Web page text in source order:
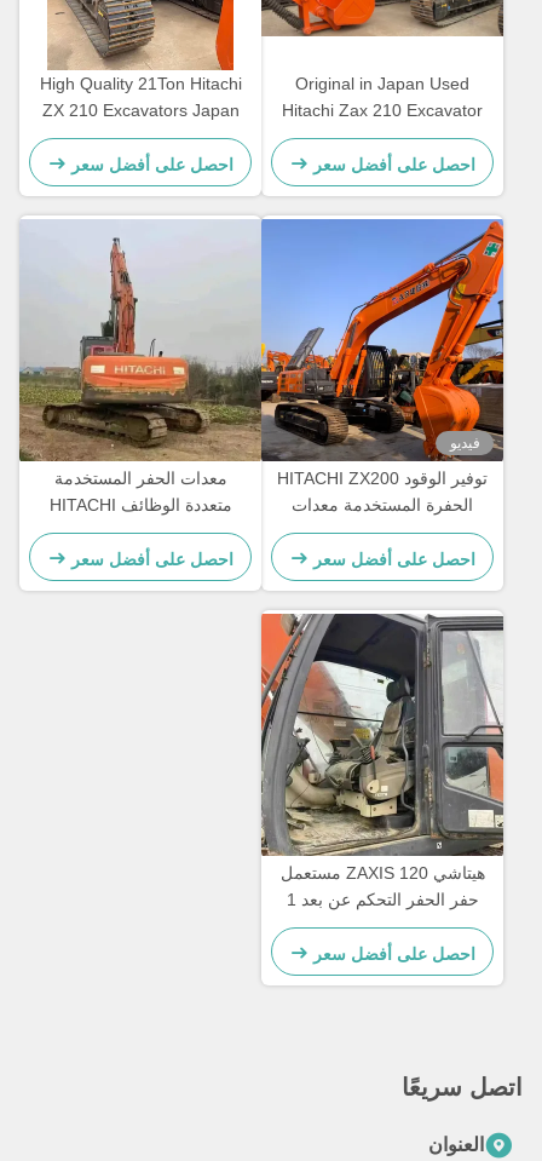
Original in Japan Used
Hitachi Zax 210 Excavator
Hitachi Zx120 ZX200
Excavator on Sale
احصل على أفضل سعر
High Quality 21Ton Hitachi
ZX 210 Excavators Japan
Original 210 Earth-Moving
Hydraulic Machinery Used
Excavators
احصل على أفضل سعر
فيديو
توفير الوقود HITACHI ZX200
الحفرة المستخدمة معدات
تحريك الأرض 20300 كجم
احصل على أفضل سعر
معدات الحفر المستخدمة
متعددة الوظائف HITACHI
Zax120 للتعدين الصخري
احصل على أفضل سعر
هيتاشي ZAXIS 120 مستعمل
حفر الحفر التحكم عن بعد 1
طن الحمل للبناء
احصل على أفضل سعر
اتصل سريعًا
العنوان